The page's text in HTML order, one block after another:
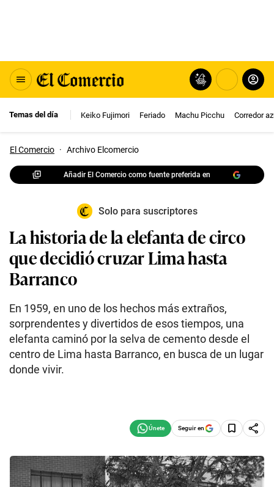
Temas del día Keiko Fujimori Feriado Machu Picchu Corredor
El Comercio · Archivo Elcomercio
Añadir El Comercio como fuente preferida en
Solo para suscriptores
La historia de la elefanta de circo
que decidió cruzar Lima hasta
Barranco
En 1959, en uno de los hechos más extraños,
sorprendentes y divertidos de esos tiempos, una
elefanta caminó por la selva de cemento desde el
centro de Lima hasta Barranco, en busca de un lugar
donde vivir.
Seguir en